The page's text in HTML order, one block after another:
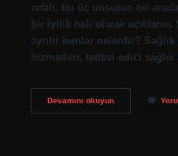
refah, bu üç unsurun bir
bir iyilik hali olarak
ayrılır bunlar nelerdir?
hizmetleri, tedavi edici
Devamını okuyunSağlık